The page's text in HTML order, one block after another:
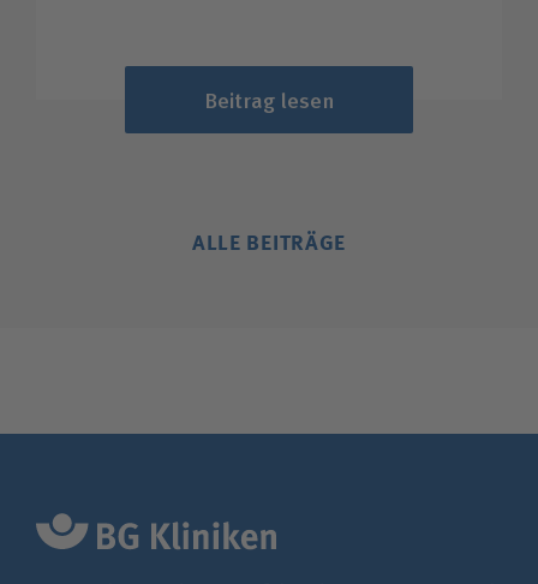
Beitrag lesen
ALLE BEITRÄGE